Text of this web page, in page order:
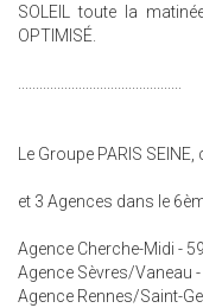
SOLEIL toute la
OPTIMISÉ.
..............................................
Le Groupe PARIS
et 3 Agences dans le
Agence Cherche-Midi -
Agence Sèvres/Vaneau -
Agence Rennes/Saint-